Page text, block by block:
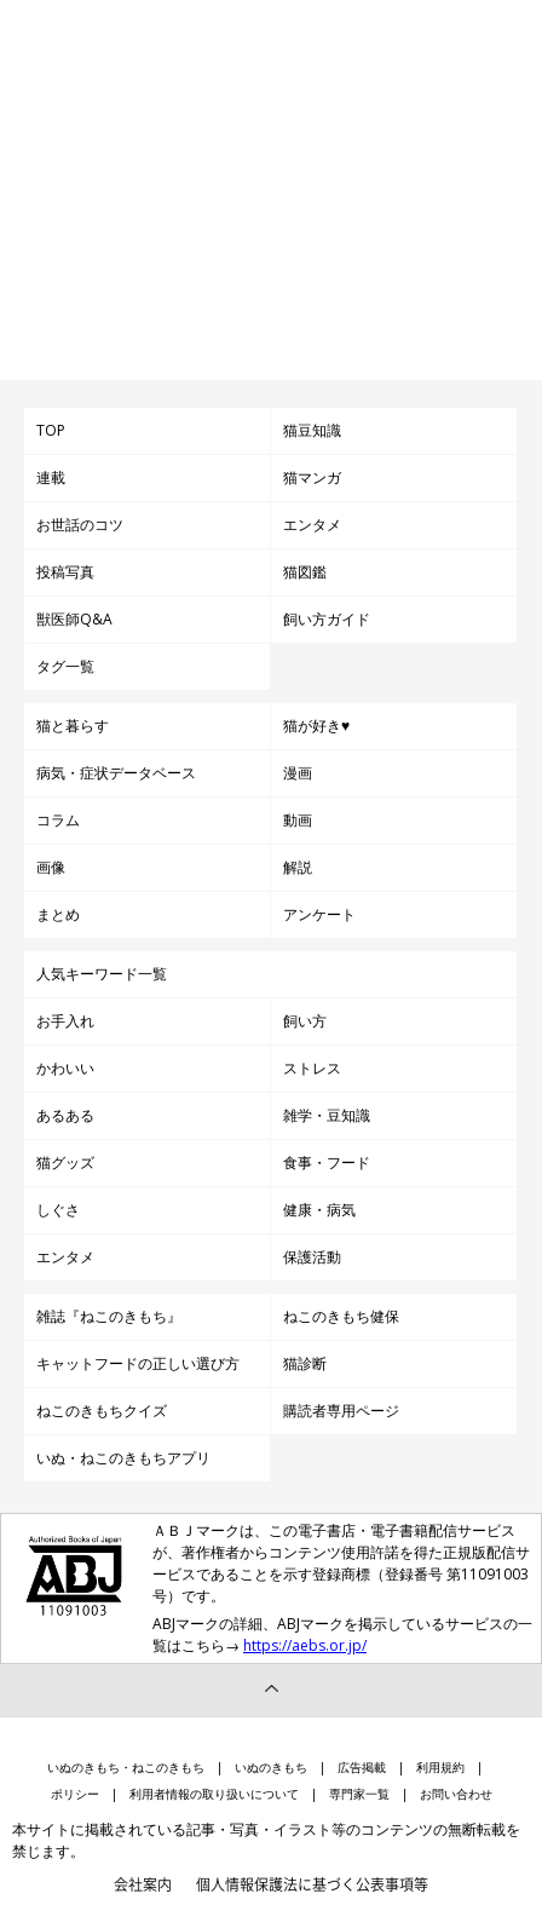
TOP 猫豆知識
連載 猫マンガ
お世話のコツ エンタメ
投稿写真 猫図鑑
獣医師Q&A 飼い方ガイド
タグ一覧
猫と暮らす 猫が好き♥
病気・症状データベース 漫画
コラム 動画
画像 解説
まとめ アンケート
人気キーワード一覧
お手入れ 飼い方
かわいい ストレス
あるある 雑学・豆知識
猫グッズ 食事・フード
しぐさ 健康・病気
エンタメ 保護活動
雑誌『ねこのきもち』 ねこのきもち健保
キャットフードの正しい選び方 猫診断
ねこのきもちクイズ 購読者専用ページ
いぬ・ねこのきもちアプリ
ＡＢＪマークは、この電子書店・電子書籍配信サービス
が、著作権者からコンテンツ使用許諾を得た正規版配信サ
ービスであることを示す登録商標（登録番号 第11091003
号）です。
ABJマークの詳細、ABJマークを掲示しているサービスの一
覧はこちら→ https://aebs.or.jp/
いぬのきもち・ねこのきもち いぬのきもち 広告掲載
利用規約
ポリシー
利用者情報の取り扱いについて 専門家一覧 お問い合わせ
本サイトに掲載されている記事・写真・イラスト等のコンテンツの無断転載を
禁じます。
会社案内 個人情報保護法に基づく公表事項等